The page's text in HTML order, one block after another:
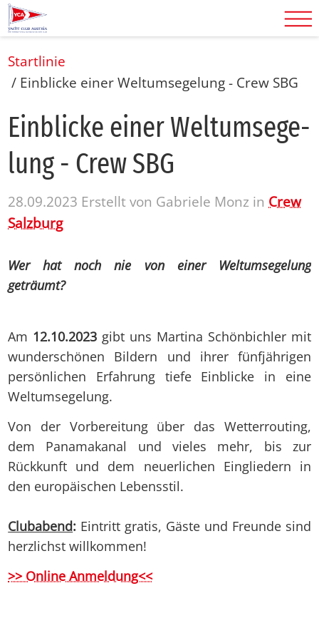
Startlinie
/ Einblicke einer Weltumsegelung - Crew SBG
Ein­bli­cke ei­ner Welt­um­se­ge­
lung - Crew SBG
28.09.2023 Erstellt von Gabriele Monz in Crew
Salzburg
Wer hat noch nie von einer Weltumsegelung
geträumt?
Am 12.10.2023 gibt uns Martina Schönbichler mit
wunderschönen Bildern und ihrer fünfjährigen
persönlichen Erfahrung tiefe Einblicke in eine
Weltumsegelung.
Von der Vorbereitung über das Wetterrouting,
dem Panamakanal und vieles mehr, bis zur
Rückkunft und dem neuerlichen Eingliedern in
den europäischen Lebensstil.
Clubabend: Eintritt gratis, Gäste und Freunde sind
herzlichst willkommen!
>> Online Anmeldung<<